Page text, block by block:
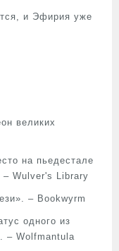
и Эфирия уже
великих
на пьедестале
– Wulver's Library
– Bookwyrm
одного из
– Wolfmantula